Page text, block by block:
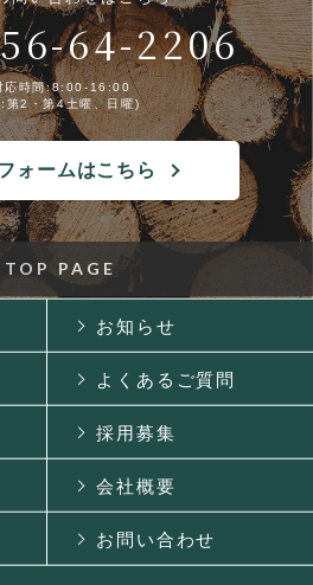
64-2206
応時間:8:00-16:00
第2・第4土曜、日曜)
ォームはこちら
TOP PAGE
お知らせ
よくあるご質問
採用募集
会社概要
お問い合わせ